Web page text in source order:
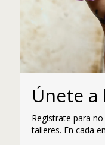
Únete
Registrate para
talleres. En cada